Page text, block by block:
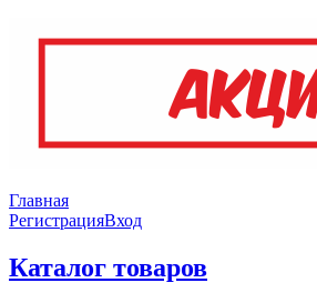
Главная
РегистрацияВход
Каталог товаров